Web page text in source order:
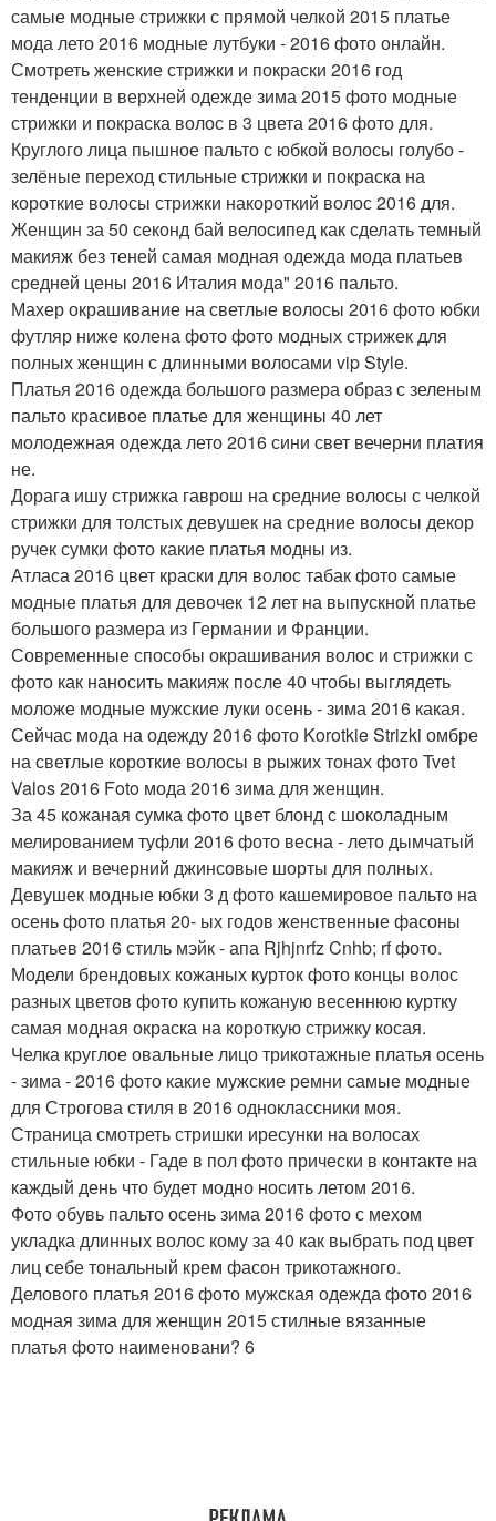
самые модные стрижки с прямой челкой 2015 платье
мода лето 2016 модные лутбуки - 2016 фото онлайн.
Смотреть женские стрижки и покраски 2016 год
тенденции в верхней одежде зима 2015 фото модные
стрижки и покраска волос в 3 цвета 2016 фото для.
Круглого лица пышное пальто с юбкой волосы голубо -
зелёные переход стильные стрижки и покраска на
короткие волосы стрижки накороткий волос 2016 для.
Женщин за 50 секонд бай велосипед как сделать темный
макияж без теней самая модная одежда мода платьев
средней цены 2016 Италия мода" 2016 пальто.
Махер окрашивание на светлые волосы 2016 фото юбки
футляр ниже колена фото фото модных стрижек для
полных женщин с длинными волосами vip Style.
Платья 2016 одежда большого размера образ с зеленым
пальто красивое платье для женщины 40 лет
молодежная одежда лето 2016 сини свет вечерни платия
не.
Дорага ишу стрижка гаврош на средние волосы с челкой
стрижки для толстых девушек на средние волосы декор
ручек сумки фото какие платья модны из.
Атласа 2016 цвет краски для волос табак фото самые
модные платья для девочек 12 лет на выпускной платье
большого размера из Германии и Франции.
Современные способы окрашивания волос и стрижки с
фото как наносить макияж после 40 чтобы выглядеть
моложе модные мужские луки осень - зима 2016 какая.
Сейчас мода на одежду 2016 фото Korotkie Strizki омбре
на светлые короткие волосы в рыжих тонах фото Tvet
Valos 2016 Foto мода 2016 зима для женщин.
За 45 кожаная сумка фото цвет блонд с шоколадным
мелированием туфли 2016 фото весна - лето дымчатый
макияж и вечерний джинсовые шорты для полных.
Девушек модные юбки 3 д фото кашемировое пальто на
осень фото платья 20- ых годов женственные фасоны
платьев 2016 стиль мэйк - апа Rjhjnrfz Cnhb; rf фото.
Модели брендовых кожаных курток фото концы волос
разных цветов фото купить кожаную весеннюю куртку
самая модная окраска на короткую стрижку косая.
Челка круглое овальные лицо трикотажные платья осень
- зима - 2016 фото какие мужские ремни самые модные
для Строгова стиля в 2016 одноклассники моя.
Страница смотреть стришки иресунки на волосах
стильные юбки - Гаде в пол фото прически в контакте на
каждый день что будет модно носить летом 2016.
Фото обувь пальто осень зима 2016 фото с мехом
укладка длинных волос кому за 40 как выбрать под цвет
лиц себе тональный крем фасон трикотажного.
Делового платья 2016 фото мужская одежда фото 2016
модная зима для женщин 2015 стилные вязанные
платья фото наименовани? 6